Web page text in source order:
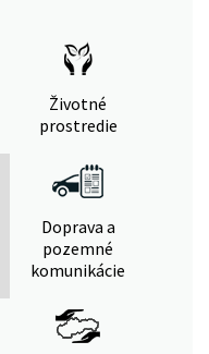
Životné
prostredie
Doprava a
pozemné
komunikácie